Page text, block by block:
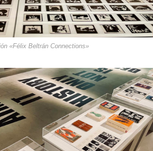
«Félix Beltrán Connections»